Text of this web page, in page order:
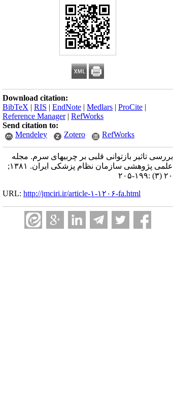
Download citation:
BibTeX | RIS | EndNote | Medlars | ProCite |
Reference Manager| RefWorks
Send citation to:
Mendeley
Zotero RefWorks
بررسی تاثیر بازتوانی قلبی بر چربیهای سرم. مجله
علمی پژوهشی سازمان نظام پزشکی ایران. ۱۳۸۱;
۲۰ (۳) :۱۹۹-۲۰۵
URL: http://jmciri.ir/article-۱-۱۲۰۶-fa.html